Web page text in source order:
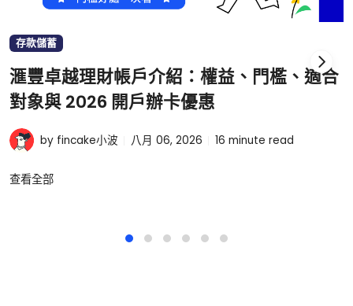
存款儲蓄
滙豐卓越理財帳戶介紹：權益、門檻、適合
對象與 2026 開戶辦卡優惠
by fincake小波 八月 06, 2026 16 minute read
查看全部